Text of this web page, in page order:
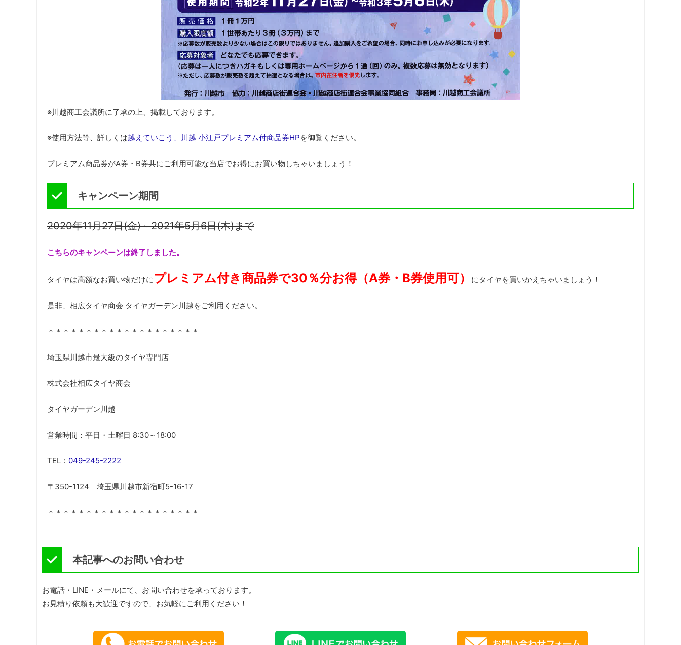
※川越商工会議所に了承の上、掲載しております。
※使用方法等、詳しくは越えていこう、川越 小江戸プレミアム付商品券HPを御覧ください。
プレミアム商品券がA券・B券共にご利用可能な当店でお得にお買い物しちゃいましょう！
キャンペーン期間
2020年11月27日(金)～2021年5月6日(木)まで
こちらのキャンペーンは終了しました。
タイヤは高額なお買い物だけにプレミアム付き商品券で30％分お得（A券・B券使用可） にタイヤを買いかえちゃいましょう！
是非、相広タイヤ商会 タイヤガーデン川越をご利用ください。
＊＊＊＊＊＊＊＊＊＊＊＊＊＊＊＊＊＊＊＊
埼玉県川越市最大級のタイヤ専門店
株式会社相広タイヤ商会
タイヤガーデン川越
営業時間：平日・土曜日 8:30～18:00
TEL： 049-245-2222
〒350-1124 埼玉県川越市新宿町5-16-17
＊＊＊＊＊＊＊＊＊＊＊＊＊＊＊＊＊＊＊＊
本記事へのお問い合わせ
お電話・LINE・メールにて、お問い合わせを承っております。
お見積り依頼も大歓迎ですので、お気軽にご利用ください！